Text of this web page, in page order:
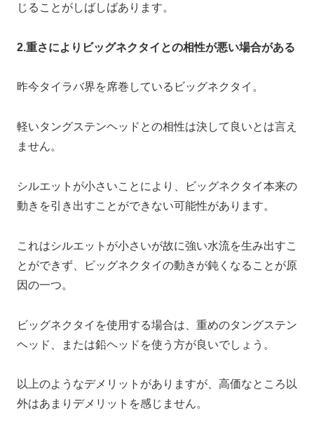
じることがしばしばあります。
2.重さによりビッグネクタイとの相性が悪い場合がある
昨今タイラバ界を席巻しているビッグネクタイ。
軽いタングステンヘッドとの相性は決して良いとは言え
ません。
シルエットが小さいことにより、ビッグネクタイ本来の
動きを引き出すことができない可能性があります。
これはシルエットが小さいが故に強い水流を生み出すこ
とができず、ビッグネクタイの動きが鈍くなることが原
因の一つ。
ビッグネクタイを使用する場合は、重めのタングステン
ヘッド、または鉛ヘッドを使う方が良いでしょう。
以上のようなデメリットがありますが、高価なところ以
外はあまりデメリットを感じません。